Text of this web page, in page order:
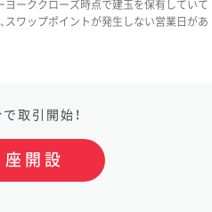
ヨーククローズ時点で建玉を保有していて
スワップポイントが発生しない営業日があ
取引開始！
座開設